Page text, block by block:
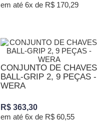
em até 6x de R$ 170,29
CONJUNTO DE CHAVES
BALL-GRIP 2, 9 PEÇAS -
WERA
R$ 363,30
em até 6x de R$ 60,55